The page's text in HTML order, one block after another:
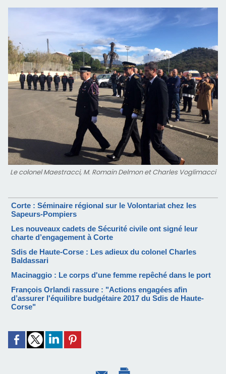
Le colonel Maestracci, M. Romain Delmon et Charles Voglimacci
Corte : Séminaire régional sur le Volontariat chez les
Sapeurs-Pompiers
Les nouveaux cadets de Sécurité civile ont signé leur
charte d’engagement à Corte
Sdis de Haute-Corse : Les adieux du colonel Charles
Baldassari
Macinaggio : Le corps d'une femme repêché dans le port
François Orlandi rassure : "Actions engagées afin
d’assurer l'équilibre budgétaire 2017 du Sdis de Haute-
Corse"